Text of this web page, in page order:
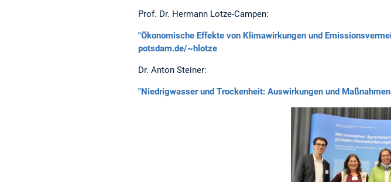
Prof. Dr. Hermann Lotze-Campen:
"Ökonomische Effekte von Klimawirkungen und
potsdam.de/~hlotze
Dr. Anton Steiner:
"Niedrigwasser und Trockenheit: Auswirkungen und